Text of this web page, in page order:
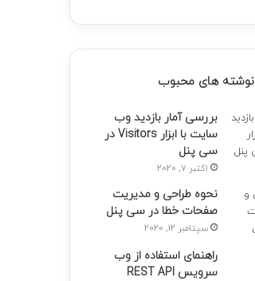
نوشته های محبوب
بررسی آمار بازدید وب
سایت با ابزار Visitors در
سی پنل
اکتبر 7, 2020
نحوه طراحی و مدیریت
صفحات خطا در سی پنل
سپتامبر 12, 2020
راهنمای استفاده از وب
سرویس REST API